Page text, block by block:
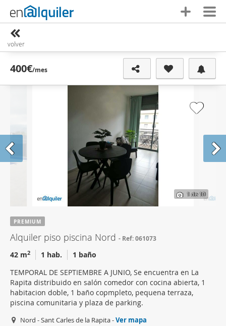
volver
400€/mes
1 de 10
PREMIUM
Alquiler piso piscina Nord Ref: 061073
42 m2 1 hab.
1 baño
TEMPORAL DE SEPTIEMBRE A JUNIO, Se encuentra en La
Rapita distribuido en salón comedor con cocina abierta, 1
habitacion doble, 1 baño copmpleto, pequena terraza,
piscina comunitaria y plaza de parking.
Nord - Sant Carles de la Rapita -Ver mapa